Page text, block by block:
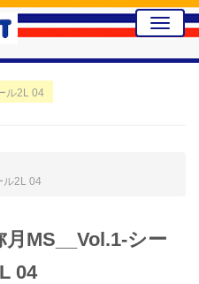
Toggle
ル2L 04
ル2L 04
月MS__Vol.1-シー
04